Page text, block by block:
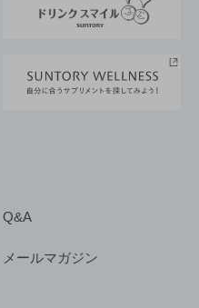
Q&A
メールマガジン